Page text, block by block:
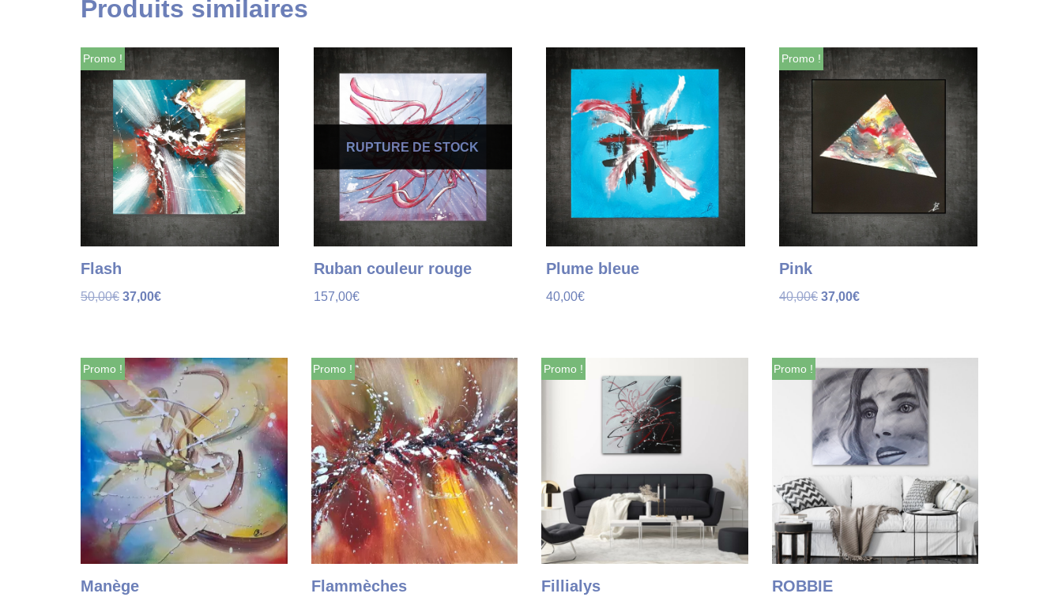
Produits similaires
Promo !
Flash
50,00€ 37,00€
RUPTURE DE STOCK
Ruban couleur rouge
157,00€
Plume bleue
40,00€
Promo !
Pink
40,00€ 37,00€
Promo !
Manège
Promo !
Flammèches
Promo !
Fillialys
Promo !
ROBBIE